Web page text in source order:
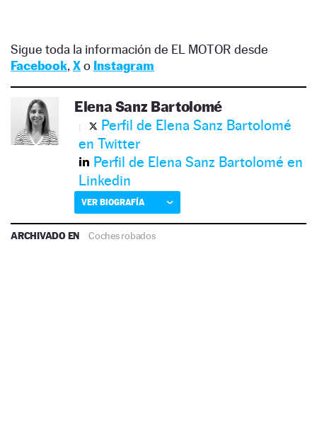
Sigue toda la información de EL MOTOR desde
Facebook, Xo Instagram
Elena Sanz Bartolomé
Perfil de Elena Sanz Bartolomé
en Twitter
Perfil de Elena Sanz Bartolomé en
Linkedin
VER BIOGRAFÍA
ARCHIVADO EN Coches robados